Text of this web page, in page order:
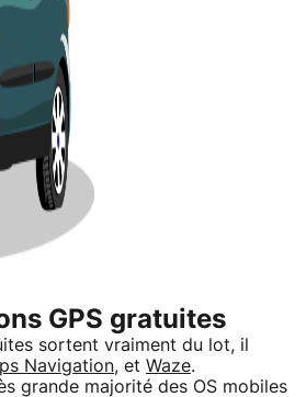
GPS gratuites
sortent vraiment du lot, il
Navigation, et Waze.
grande majorité des OS mobiles